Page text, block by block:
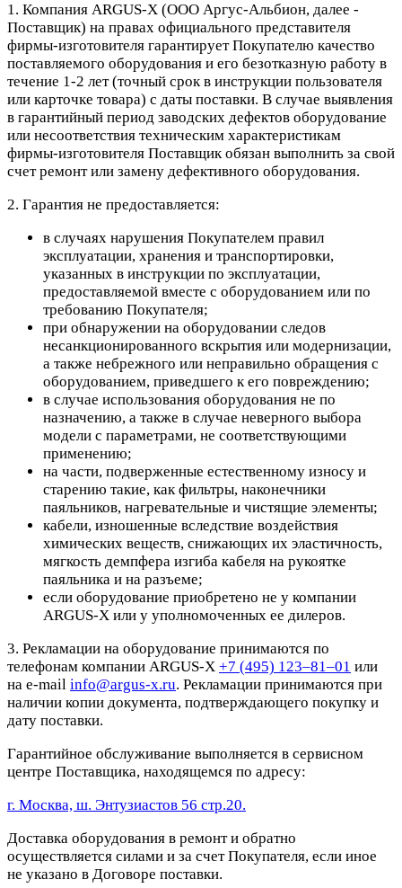
1. Компания ARGUS-X (ООО Аргус-Альбион, далее -
Поставщик) на правах официального представителя
фирмы-изготовителя гарантирует Покупателю качество
поставляемого оборудования и его безотказную работу в
течение 1-2 лет (точный срок в инструкции пользователя
или карточке товара) с даты поставки. В случае выявления
в гарантийный период заводских дефектов оборудование
или несоответствия техническим характеристикам
фирмы-изготовителя Поставщик обязан выполнить за свой
счет ремонт или замену дефективного оборудования.
2. Гарантия не предоставляется:
в случаях нарушения Покупателем правил
эксплуатации, хранения и транспортировки,
указанных в инструкции по эксплуатации,
предоставляемой вместе с оборудованием или по
требованию Покупателя;
при обнаружении на оборудовании следов
несанкционированного вскрытия или модернизации,
а также небрежного или неправильно обращения с
оборудованием, приведшего к его повреждению;
в случае использования оборудования не по
назначению, а также в случае неверного выбора
модели с параметрами, не соответствующими
применению;
на части, подверженные естественному износу и
старению такие, как фильтры, наконечники
паяльников, нагревательные и чистящие элементы;
кабели, изношенные вследствие воздействия
химических веществ, снижающих их эластичность,
мягкость демпфера изгиба кабеля на рукоятке
паяльника и на разъеме;
если оборудование приобретено не у компании
ARGUS-X или у уполномоченных ее дилеров.
3. Рекламации на оборудование принимаются по
телефонам компании ARGUS-X +7 (495) 123–81–01 или
на e-mail info@argus-x.ru. Рекламации принимаются при
наличии копии документа, подтверждающего покупку и
дату поставки.
Гарантийное обслуживание выполняется в сервисном
центре Поставщика, находящемся по адресу:
г. Москва, ш. Энтузиастов 56 стр.20.
Доставка оборудования в ремонт и обратно
осуществляется силами и за счет Покупателя, если иное
не указано в Договоре поставки.